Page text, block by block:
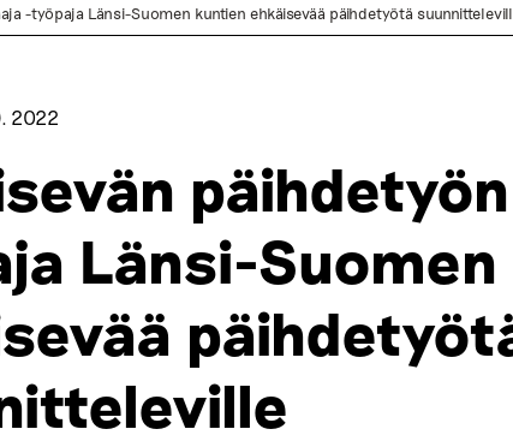
-työpaja Länsi-Suomen kuntien ehkäisevää päihdetyötä
2022
Länsi-